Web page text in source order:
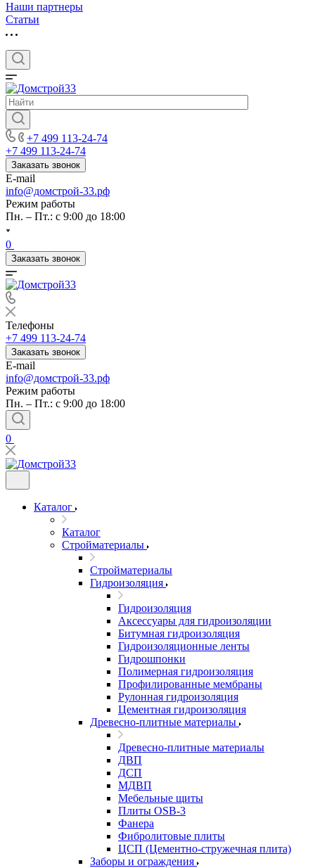
Наши партнеры
Статьи
+7 499 113-24-74
+7 499 113-24-74
Заказать звонок
E-mail
info@домстрой-33.рф
Режим работы
Пн. – Пт.: с 9:00 до 18:00
0
Заказать звонок
Телефоны
+7 499 113-24-74
Заказать звонок
E-mail
info@домстрой-33.рф
Режим работы
Пн. – Пт.: с 9:00 до 18:00
0
Каталог
Каталог
Стройматериалы
Стройматериалы
Гидроизоляция
Гидроизоляция
Аксессуары для гидроизоляции
Битумная гидроизоляция
Гидроизоляционные ленты
Гидрошпонки
Полимерная гидроизоляция
Профилированные мембраны
Рулонная гидроизоляция
Цементная гидроизоляция
Древесно-плитные материалы
Древесно-плитные материалы
ДВП
ДСП
МДВП
Мебельные щиты
Плиты OSB-3
Фанера
Фибролитовые плиты
ЦСП (Цементно-стружечная плита)
Заборы и ограждения